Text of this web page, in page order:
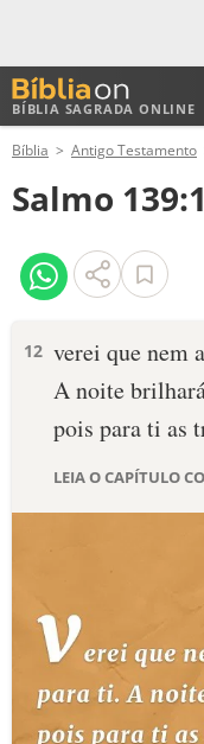
BÍBLIA SAGRADA ONLINE
ANTIGO
NOVO TESTAMENTO
VERSÍCULOS
PALAVRA DO DIA
DEVOCIONAL DIÁRIO
ESTUDOS BÍBLICOS
ESBOÇOS DE
Bíblia Antigo Testamento
Salmo
12 verei que nem
A noite
pois para ti as
LEIA O CAPÍTULO